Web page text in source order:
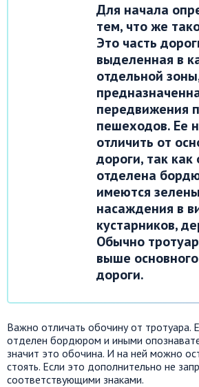
Для начала
тем, что же
Это часть
выделенная в
отдельной
передвижения
пешеходов. Ее
отличить от
дороги, так
отделена
имеются
насаждения в
кустарников,
Обычно
выше
дороги.
Важно отличать обочину от тротуара.
отделен бордюром и иными
значит это обочина. И на ней можно
стоять. Если это дополнительно не
соответствующими знаками.